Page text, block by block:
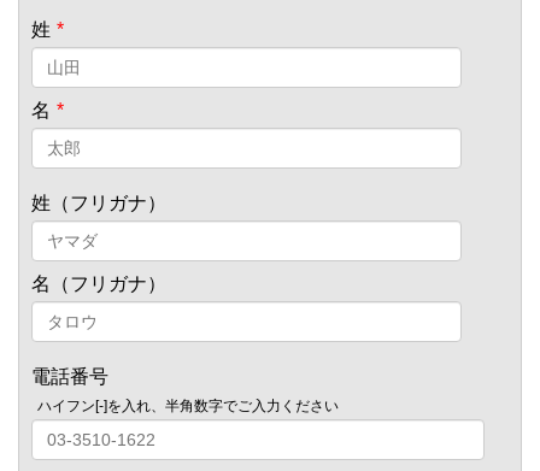
姓 *
名 *
姓（フリガナ）
名（フリガナ）
電話番号
ハイフン[-]を入れ、半角数字でご入力ください